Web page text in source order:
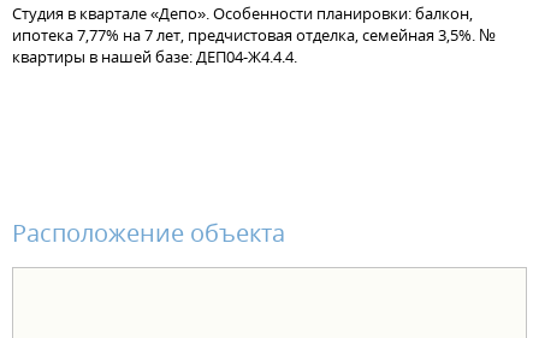
Студия в квартале «Депо». Особенности планировки: балкон,
ипотека 7,77% на 7 лет, предчистовая отделка, семейная 3,5%. №
квартиры в нашей базе: ДЕП04-Ж4.4.4.
Расположение объекта